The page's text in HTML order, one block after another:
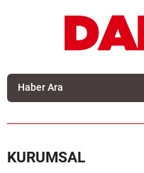
KURUMSAL